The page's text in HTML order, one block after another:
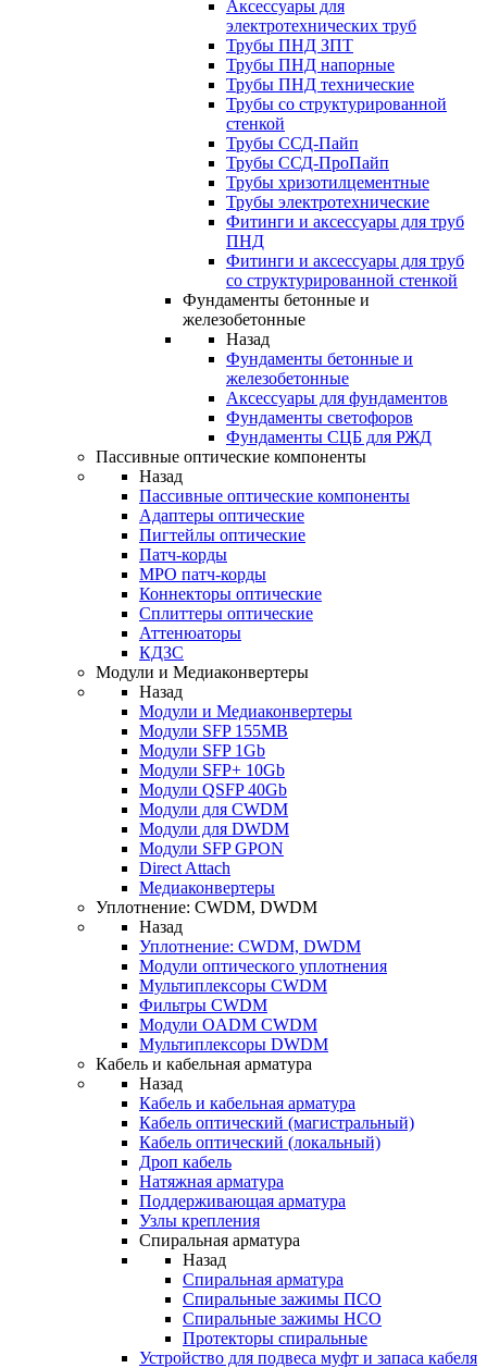
Аксессуары для
электротехнических труб
Трубы ПНД ЗПТ
Трубы ПНД напорные
Трубы ПНД технические
Трубы со структурированной
стенкой
Трубы ССД-Пайп
Трубы ССД-ПроПайп
Трубы хризотилцементные
Трубы электротехнические
Фитинги и аксессуары для труб
ПНД
Фитинги и аксессуары для труб
со структурированной стенкой
Фундаменты бетонные и
железобетонные
Назад
Фундаменты бетонные и
железобетонные
Аксессуары для фундаментов
Фундаменты светофоров
Фундаменты СЦБ для РЖД
Пассивные оптические компоненты
Назад
Пассивные оптические компоненты
Адаптеры оптические
Пигтейлы оптические
Патч-корды
MPO патч-корды
Коннекторы оптические
Сплиттеры оптические
Аттенюаторы
КДЗС
Модули и Медиаконвертеры
Назад
Модули и Медиаконвертеры
Модули SFP 155MB
Модули SFP 1Gb
Модули SFP+ 10Gb
Модули QSFP 40Gb
Модули для CWDM
Модули для DWDM
Модули SFP GPON
Direct Attach
Медиаконвертеры
Уплотнение: CWDM, DWDM
Назад
Уплотнение: CWDM, DWDM
Модули оптического уплотнения
Мультиплексоры CWDM
Фильтры CWDM
Модули OADM CWDM
Мультиплексоры DWDM
Кабель и кабельная арматура
Назад
Кабель и кабельная арматура
Кабель оптический (магистральный)
Кабель оптический (локальный)
Дроп кабель
Натяжная арматура
Поддерживающая арматура
Узлы крепления
Спиральная арматура
Назад
Спиральная арматура
Спиральные зажимы ПСО
Спиральные зажимы НСО
Протекторы спиральные
Устройство для подвеса муфт и запаса кабеля